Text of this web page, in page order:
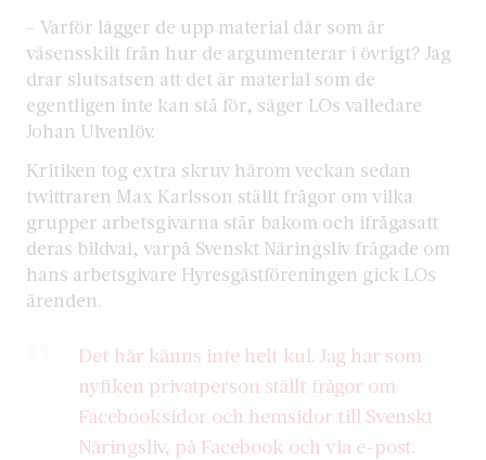
– Varför lägger de upp material där som är
väsensskilt från hur de argumenterar i övrigt? Jag
drar slutsatsen att det är material som de
egentligen inte kan stå för, säger LOs valledare
Johan Ulvenlöv.
Kritiken tog extra skruv härom veckan sedan
twittraren Max Karlsson ställt frågor om vilka
grupper arbetsgivarna står bakom och ifrågasatt
deras bildval, varpå Svenskt Näringsliv frågade om
hans arbetsgivare Hyresgästföreningen gick LOs
ärenden.
Det här känns inte helt kul. Jag har som
nyfiken privatperson ställt frågor om
Facebooksidor och hemsidor till Svenskt
Näringsliv, på Facebook och via e-post.